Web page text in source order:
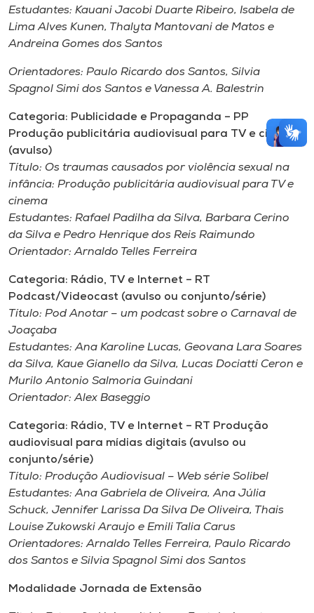
Estudantes: Kauani Jacobi Duarte Ribeiro, Isabela de
Lima Alves Kunen, Thalyta Mantovani de Matos e
Andreina Gomes dos Santos
Orientadores: Paulo Ricardo dos Santos, Silvia
Spagnol Simi dos Santos e Vanessa A. Balestrin
Categoria: Publicidade e Propaganda – PP
Produção publicitária audiovisual para TV e cinema
(avulso)
Título: Os traumas causados por violência sexual na
infância: Produção publicitária audiovisual para TV e
cinema
Estudantes: Rafael Padilha da Silva, Barbara Cerino
da Silva e Pedro Henrique dos Reis Raimundo
Orientador: Arnaldo Telles Ferreira
Categoria: Rádio, TV e Internet – RT
Podcast/Videocast (avulso ou conjunto/série)
Título: Pod Anotar – um podcast sobre o Carnaval de
Joaçaba
Estudantes: Ana Karoline Lucas, Geovana Lara Soares
da Silva, Kaue Gianello da Silva, Lucas Dociatti Ceron e
Murilo Antonio Salmoria Guindani
Orientador: Alex Baseggio
Categoria: Rádio, TV e Internet – RT Produção
audiovisual para mídias digitais (avulso ou
conjunto/série)
Título: Produção Audiovisual – Web série Solibel
Estudantes: Ana Gabriela de Oliveira, Ana Júlia
Schuck, Jennifer Larissa Da Silva De Oliveira, Thais
Louise Zukowski Araujo e Emili Talia Carus
Orientadores: Arnaldo Telles Ferreira, Paulo Ricardo
dos Santos e Silvia Spagnol Simi dos Santos
Modalidade Jornada de Extensão